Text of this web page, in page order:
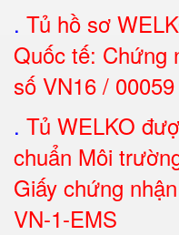
. Tủ hồ sơ
Quốc tế: Chứng
số VN16 / 00059
. Tủ WELKO
chuẩn Môi
Giấy chứng
VN-1-EMS